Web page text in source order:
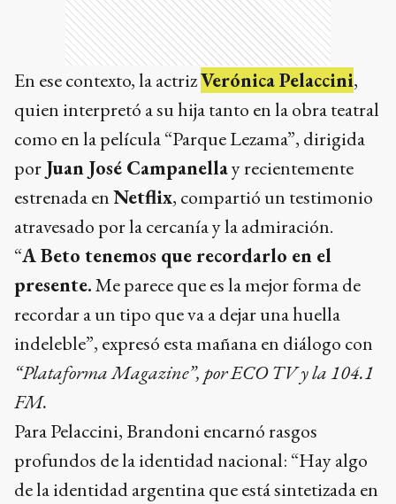
En ese contexto, la actrizVerónica Pelaccini,
quien interpretó a su hija tanto en la obra teatral
como en la película “Parque Lezama”, dirigida
por Juan José Campanellay recientemente
estrenada enNetflix, compartió un testimonio
atravesado por la cercanía y la admiración.
“A Beto tenemos que recordarlo en el
presente.Me parece que es la mejor forma de
recordar a un tipo que va a dejar una huella
indeleble”, expresó esta mañana en diálogo con
“Plataforma Magazine”, por ECO TV y la 104.1
FM.
Para Pelaccini, Brandoni encarnó rasgos
profundos de la identidad nacional: “Hay algo
de la identidad argentina que está sintetizada en